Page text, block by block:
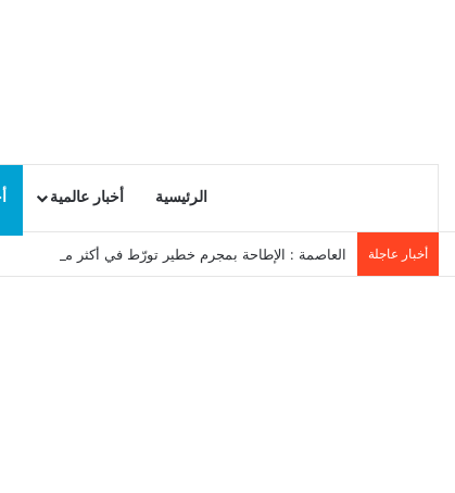
الرئيسية أخبار عالمية
أخبار عاجلة العاصمة : الإطاحة بمجرم خطير تورّط في أكثر من 20 عملية سرقة